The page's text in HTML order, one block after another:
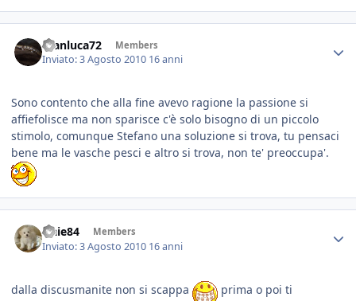
Gianluca72 Members
Inviato:3 Agosto 2010 16 anni
Sono contento che alla fine avevo ragione la passione si
affiefolisce ma non sparisce c'è solo bisogno di un piccolo
stimolo, comunque Stefano una soluzione si trova, tu pensaci
bene ma le vasche pesci e altro si trova, non te' preoccupa'.
fraie84 Members
Inviato:3 Agosto 2010 16 anni
dalla discusmanite non si scappa
prima o poi ti